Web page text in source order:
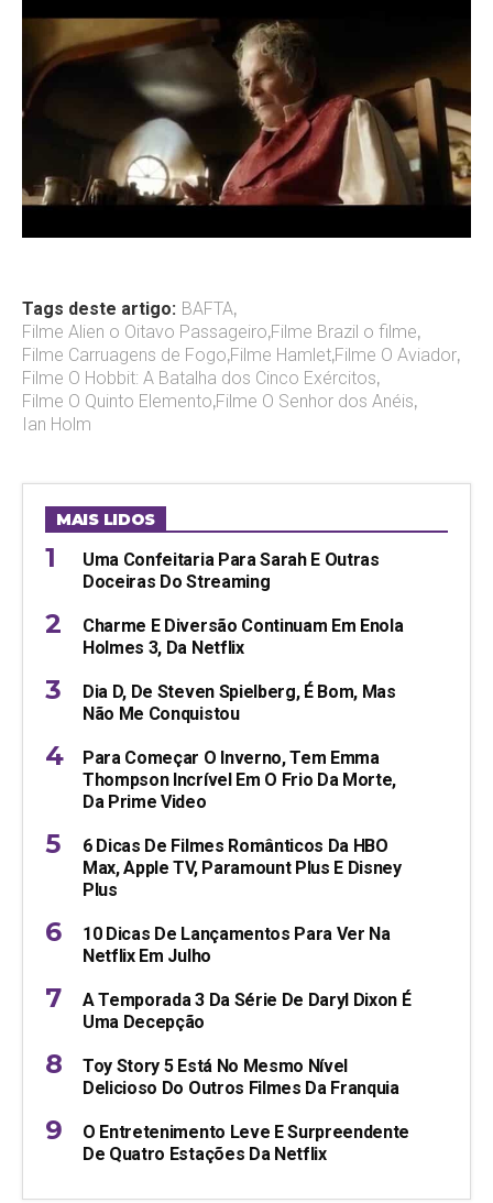
Tags deste artigo: BAFTA,
Filme Alien o Oitavo Passageiro,Filme Brazil o filme,
Filme Carruagens de Fogo,Filme Hamlet,Filme O Aviador,
Filme O Hobbit: A Batalha dos Cinco Exércitos,
Filme O Quinto Elemento,Filme O Senhor dos Anéis,
Ian Holm
MAIS LIDOS
Uma Confeitaria Para Sarah E Outras
Doceiras Do Streaming
Charme E Diversão Continuam Em Enola
Holmes 3, Da Netflix
Dia D, De Steven Spielberg, É Bom, Mas
Não Me Conquistou
Para Começar O Inverno, Tem Emma
Thompson Incrível Em O Frio Da Morte,
Da Prime Video
6 Dicas De Filmes Românticos Da HBO
Max, Apple TV, Paramount Plus E Disney
Plus
10 Dicas De Lançamentos Para Ver Na
Netflix Em Julho
A Temporada 3 Da Série De Daryl Dixon É
Uma Decepção
Toy Story 5 Está No Mesmo Nível
Delicioso Do Outros Filmes Da Franquia
O Entretenimento Leve E Surpreendente
De Quatro Estações Da Netflix